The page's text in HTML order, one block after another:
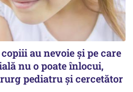
au nevoie și pe care
nu o poate înlocui,
pediatru și cercetător